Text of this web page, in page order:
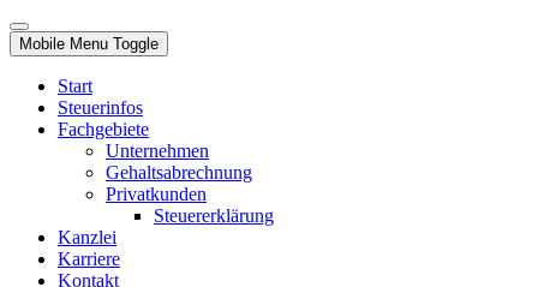
Mobile Menu Toggle
Start
Steuerinfos
Fachgebiete
Unternehmen
Gehaltsabrechnung
Privatkunden
Steuererklärung
Kanzlei
Karriere
Kontakt